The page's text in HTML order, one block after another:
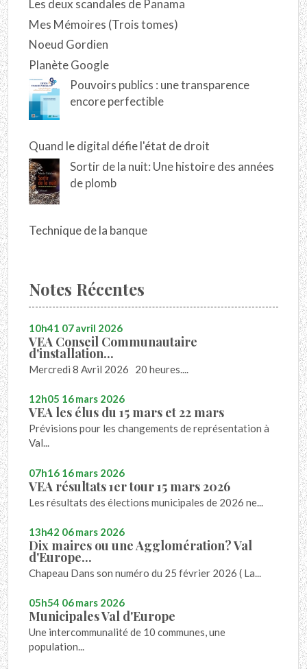
Les deux scandales de Panama
Mes Mémoires (Trois tomes)
Noeud Gordien
Planète Google
Pouvoirs publics : une transparence
encore perfectible
Quand le digital défie l'état de droit
Sortir de la nuit: Une histoire des années
de plomb
Technique de la banque
Notes Récentes
10h41 07avril 2026
VEA Conseil Communautaire
d'installation...
Mercredi 8 Avril 2026 20 heures....
12h05 16mars 2026
VEA les élus du 15 mars et 22 mars
Prévisions pour les changements de représentation à
Val...
07h16 16mars 2026
VEA résultats 1er tour 15 mars 2026
Les résultats des élections municipales de 2026 ne...
13h42 06mars 2026
Dix maires ou une Agglomération? Val
d'Europe...
Chapeau Dans son numéro du 25 février 2026 ( La...
05h54 06mars 2026
Municipales Val d'Europe
Une intercommunalité de 10 communes, une
population...